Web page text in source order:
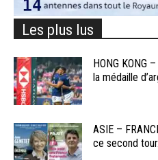
Les plus lus
HONG KONG
la médaille
ASIE –
ce second